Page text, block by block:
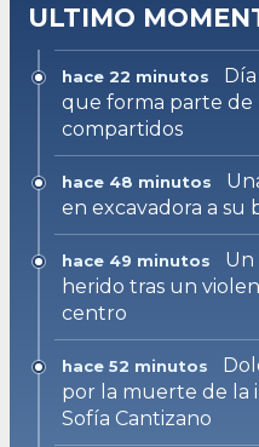
ULTIMO
hace 22 minutos
que forma parte de
compartidos
hace 48 minutos
en excavadora a su
hace 49 minutos
Un
herido tras un
centro
hace 52 minutos
por la muerte de la
Sofía Cantizano